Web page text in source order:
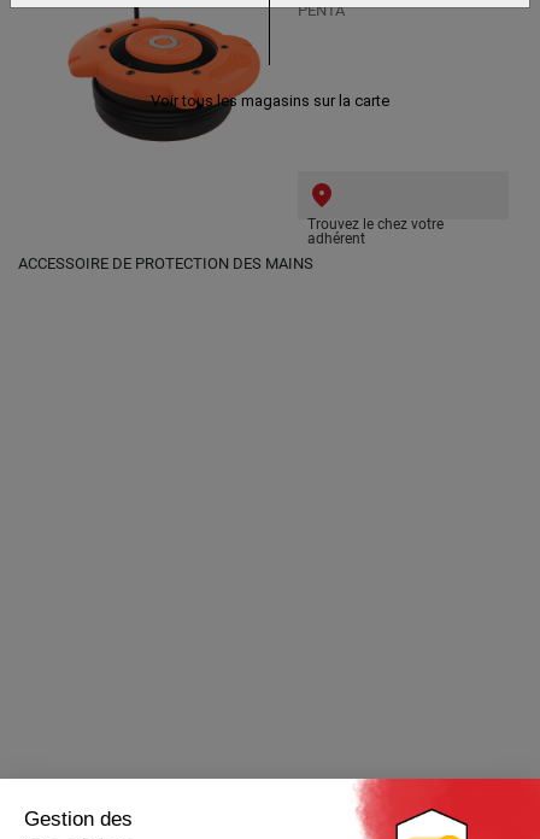
PENTA
Trouvez le chez votre
adhérent
ACCESSOIRE DE PROTECTION DES MAINS
Voir tous les magasins sur la carte